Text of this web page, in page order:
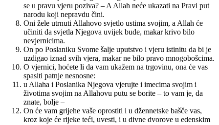
se u pravu vjeru poziva? – A Allah neće ukazati na Pravi put
narodu koji nepravdu čini.
Oni žele utrnuti Allahovo svjetlo ustima svojim, a Allah će
učiniti da svjetla Njegova uvijek bude, makar krivo bilo
nevjernicima.
On po Poslaniku Svome šalje uputstvo i vjeru istinitu da bi je
uzdigao iznad svih vjera, makar ne bilo pravo mnogobošcima.
O vjernici, hoćete li da vam ukažem na trgovinu, ona će vas
spasiti patnje nesnosne:
u Allaha i Poslanika Njegova vjerujte i imecima svojim i
životima svojim na Allahovu putu se borite – to vam je, da
znate, bolje –
On će vam grijehe vaše oprostiti i u džennetske bašče vas,
kroz koje će rijeke teći, uvesti, i u divne dvorove u edenskim